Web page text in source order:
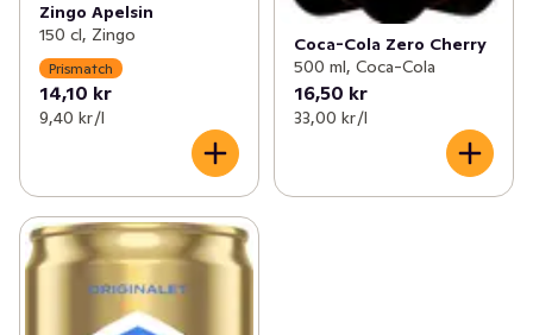
Zingo Apelsin
150 cl, Zingo
Prismatch
14,10 kr
9,40 kr /l
Coca-Cola Zero Cherry
500 ml, Coca-Cola
16,50 kr
33,00 kr /l